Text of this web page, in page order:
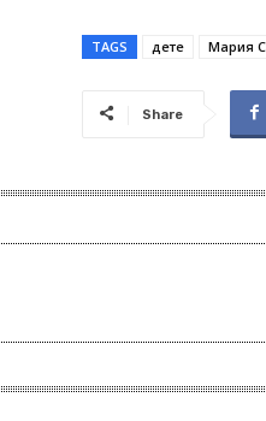
TAGS дете Мария
Share